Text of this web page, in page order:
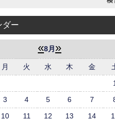
ダー
«8月 »
月 火 水 木 金
1
3 4 5 6 7
10 11 12 13 14